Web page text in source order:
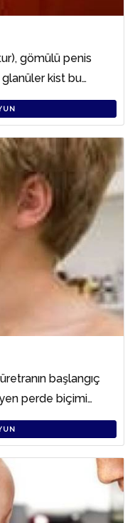
gömülü penis
kist bu…
başlangıç
perde biçimi…